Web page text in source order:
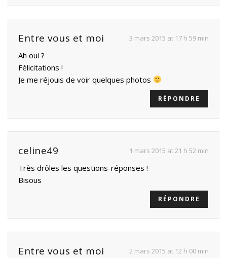
Entre vous et moi 3 mars 2015 at 17 h 59 min
Ah oui ?
Félicitations !
Je me réjouis de voir quelques photos
RÉPONDRE
celine49 1 mars 2015 at 21 h 52 min
Très drôles les questions-réponses !
Bisous
RÉPONDRE
Entre vous et moi 2 mars 2015 at 12 h 00 min